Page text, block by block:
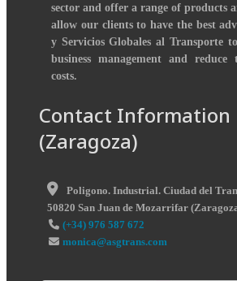
sector and offer a range of products
allow our clients to have the best
y Servicios Globales al Transporte
business management and reduce
costs.
Contact Information
(Zaragoza)
Poligono. Industrial. Ciudad del
50820 San Juan de Mozarrifar (
(+34) 976 587 672
monica@asgtrans.com